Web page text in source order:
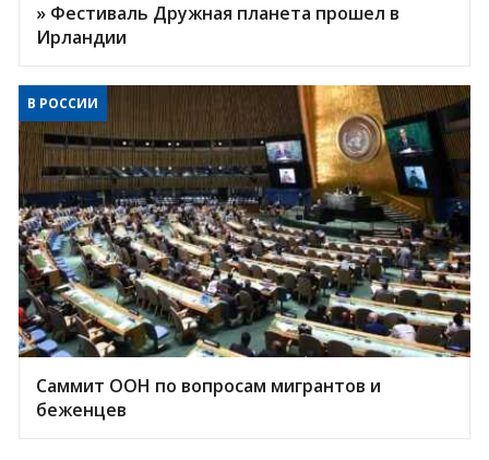
» Фестиваль Дружная планета прошел в
Ирландии
В РОССИИ
Саммит ООН по вопросам мигрантов и
беженцев